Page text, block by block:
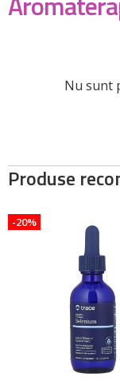
Nu sunt
Produse
-20%